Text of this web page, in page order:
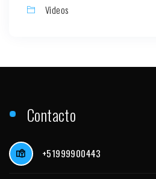
Videos
Contacto
+51999900443